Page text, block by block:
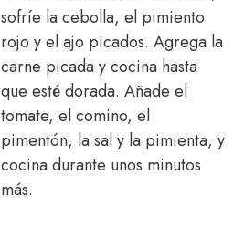
sofríe la cebolla, el pimiento
rojo y el ajo picados. Agrega la
carne picada y cocina hasta
que esté dorada. Añade el
tomate, el comino, el
pimentón, la sal y la pimienta, y
cocina durante unos minutos
más.